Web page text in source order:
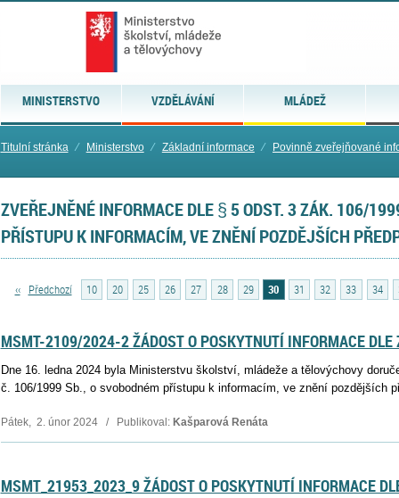
MINISTERSTVO VZDĚLÁVÁNÍ MLÁDEŽ
Titulní stránka ⁄ Ministerstvo ⁄ Základní informace ⁄ Povinně zveřejňované
ZVEŘEJNĚNÉ INFORMACE DLE § 5 ODST. 3 ZÁK. 106/
PŘÍSTUPU K INFORMACÍM, VE ZNĚNÍ POZDĚJŠÍCH
‹‹ Předchozí 10 20 25 26 27 28 29 30 31 32 33 34
MSMT-2109/2024-2 ŽÁDOST O POSKYTNUTÍ INFORMACE
Dne 16. ledna 2024 byla Ministerstvu školství, mládeže a tělovýchovy
č. 106/1999 Sb., o svobodném přístupu k informacím, ve znění pozdějších
Pátek, 2. únor 2024 / Publikoval: Kašparová Renáta
MSMT_21953_2023_9 ŽÁDOST O POSKYTNUTÍ INFORMACE